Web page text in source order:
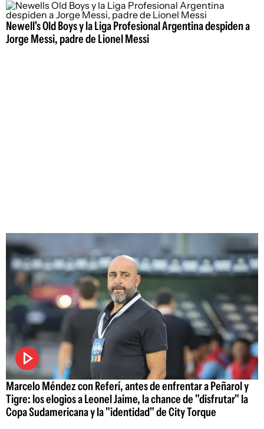
Newell's Old Boys y la Liga Profesional Argentina despiden a
Jorge Messi, padre de Lionel Messi
Marcelo Méndez con Referí, antes de enfrentar a Peñarol y
Tigre: los elogios a Leonel Jaime, la chance de "disfrutar" la
Copa Sudamericana y la "identidad" de City Torque